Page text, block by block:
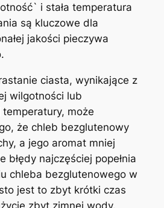
i stała temperatura
są kluczowe dla
jakości pieczywa
ciasta, wynikające z
wilgotności lub
może
że chleb bezglutenowy
a jego aromat mniej
błędy najczęściej popełnia
chleba bezglutenowego w
jest to zbyt krótki czas
zbyt zimnej wody.